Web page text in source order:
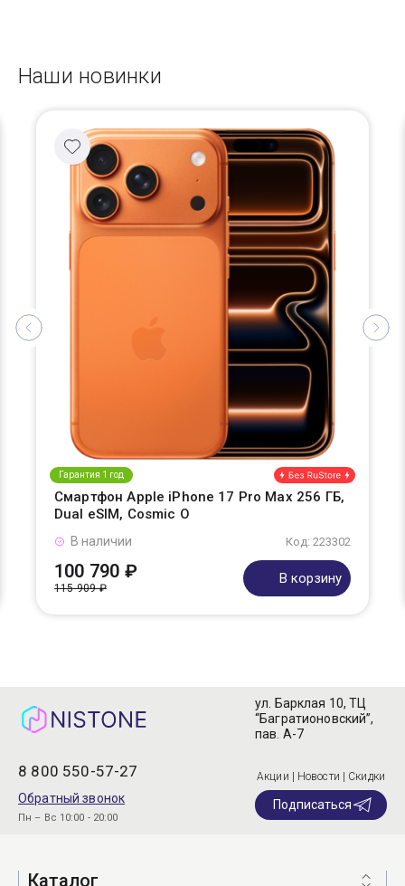
Наши новинки
Гарантия 1 год
Смартфон Apple iPhone 17 Pro Max 256 ГБ,
Dual eSIM, Cosmic O
Код: 223302
В наличии
100 790 ₽
115 909 ₽
В корзину
8 800 550-57-27
Обратный звонок
Пн – Вс 10:00 - 20:00
ул. Барклая 10, ТЦ
“Багратионовский”,
пав. А-7
Акции | Новости | Скидки
Подписаться
Каталог